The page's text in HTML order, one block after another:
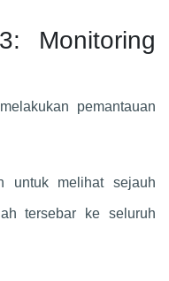
Monitoring
pemantauan
untuk melihat sejauh
tersebar ke seluruh